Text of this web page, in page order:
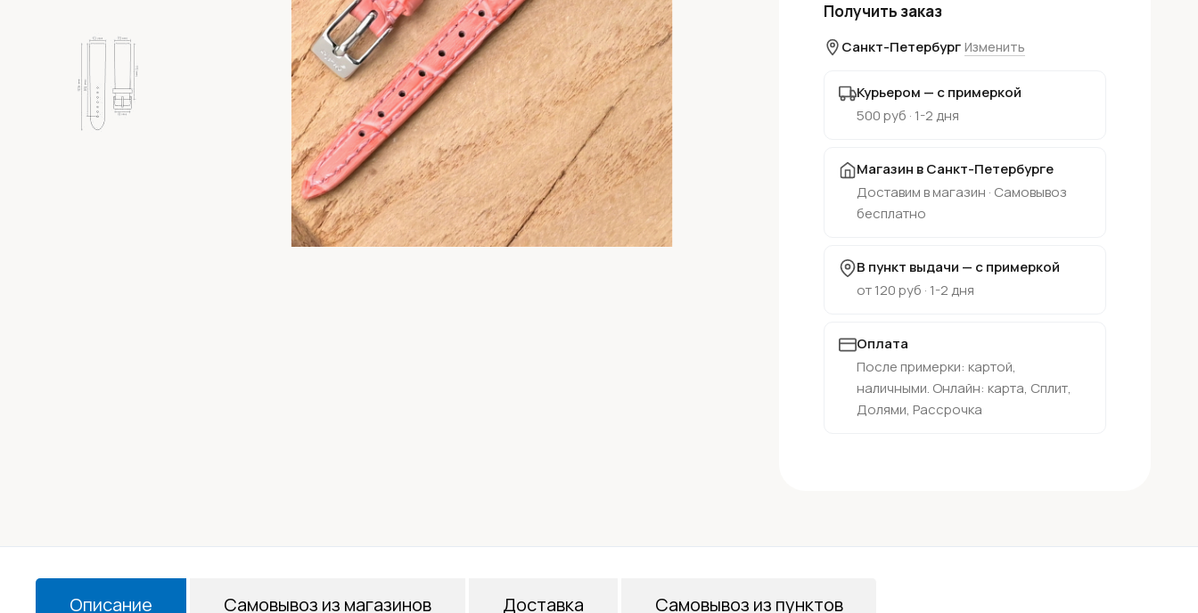
Получить заказ
Санкт-Петербург Изменить
Курьером — с примеркой
500 руб · 1-2 дня
Магазин в Санкт-Петербурге
Доставим в магазин · Самовывоз
бесплатно
В пункт выдачи — с примеркой
от 120 руб · 1-2 дня
Оплата
После примерки: картой,
наличными. Онлайн: карта, Сплит,
Долями, Рассрочка
Описание Самовывоз из магазинов Доставка Самовывоз из пунктов